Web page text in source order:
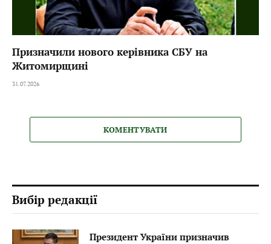
Призначили нового керівника СБУ на
Житомирщині
31.07.2026
КОМЕНТУВАТИ
Вибір редакції
Президент України призначив